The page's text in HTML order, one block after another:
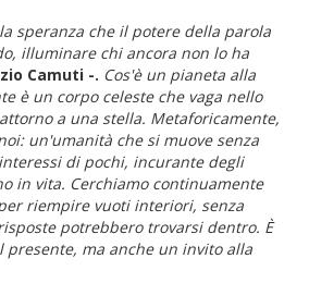
la speranza che il potere della parola
illuminare chi ancora non lo ha
Camuti -. Cos'è un pianeta alla
è un corpo celeste che vaga nello
a una stella. Metaforicamente,
un'umanità che si muove senza
di pochi, incurante degli
in vita. Cerchiamo continuamente
riempire vuoti interiori, senza
potrebbero trovarsi dentro. È
presente, ma anche un invito alla